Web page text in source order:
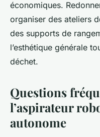
économiques.
organiser des ateliers
des supports de
l’esthétique générale
déchet.
Questions
l’aspirateur
autonome